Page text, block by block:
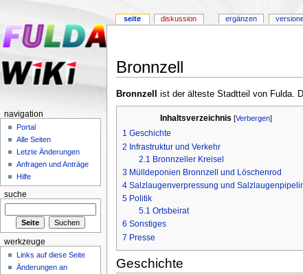
Bronnzell
Bronnzell ist der älteste Stadtteil von Fulda.
Inhaltsverzeichnis [Verbergen]
1 Geschichte
2 Infrastruktur und Verkehr
2.1 Bronnzeller Kreisel
3 Mülldeponien Bronnzell und Löschenrod
4 Salzlaugenverpressung und
5 Politik
5.1 Ortsbeirat
6 Sonstiges
7 Presse
Geschichte
seite diskussion ergänzen
navigation
Portal
Alle Seiten
Letzte Änderungen
Anfragen und Anträge
Hilfe
suche
werkzeuge
Links auf diese Seite
Änderungen an